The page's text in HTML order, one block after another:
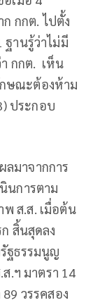
กกต. ไปตั้ง
ฐานรู้ว่าไม่มี
า กกต. เห็น
ษณะต้องห้าม
ประกอบ
มาจากการ
นการตาม
ส.ส. เมื่อต้น
สิ้นสุดลง
ฐธรรมนูญ
.ฯ มาตรา 14
วรรคสอง